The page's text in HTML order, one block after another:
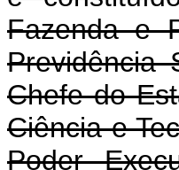
Fazenda e
Previdência
Chefe do
Ciência e
Poder